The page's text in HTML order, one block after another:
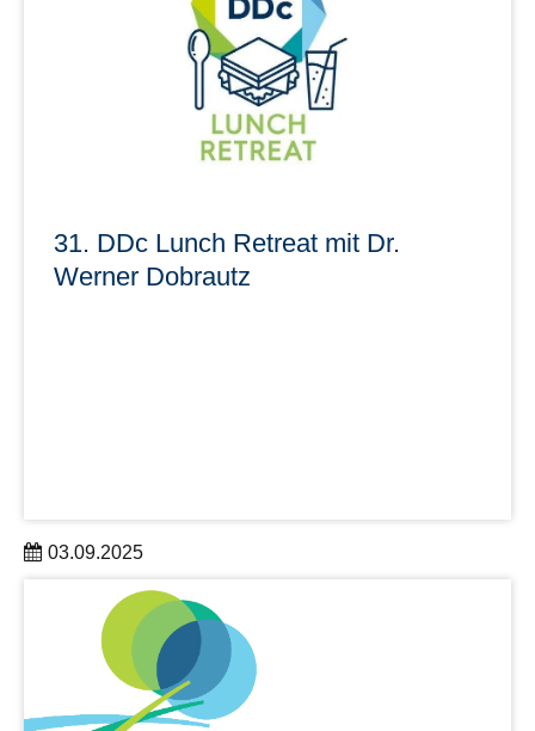
31. DDc Lunch Retreat mit Dr.
Werner Dobrautz
03.09.2025
Der nächste DDc Lunch Retreat findet am 10.10.2025 mit
DDc Research Group Leader Dr. Werner Dobrautz statt.